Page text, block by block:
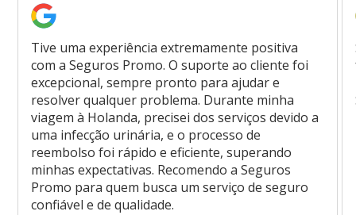
Tive uma experiência extremamente positiva
com a Seguros Promo. O suporte ao cliente foi
excepcional, sempre pronto para ajudar e
resolver qualquer problema. Durante minha
viagem à Holanda, precisei dos serviços devido a
uma infecção urinária, e o processo de
reembolso foi rápido e eficiente, superando
minhas expectativas. Recomendo a Seguros
Promo para quem busca um serviço de seguro
confiável e de qualidade.